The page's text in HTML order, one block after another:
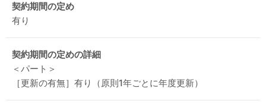
契約期間の定め
有り
契約期間の定めの詳細
＜パート＞
［更新の有無］有り（原則1年ごとに年度更新）